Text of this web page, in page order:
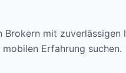
Brokern mit zuverlässigen
Erfahrung suchen.